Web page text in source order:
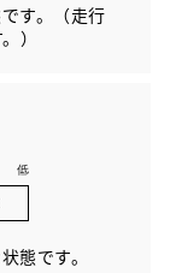
す。（走行
）
態です。